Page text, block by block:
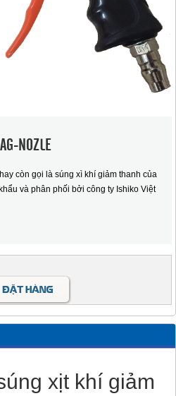
NOZLE
còn gọi là súng xì khí giảm thanh của
và phân phối bởi công ty Ishiko Việt
xịt khí giảm